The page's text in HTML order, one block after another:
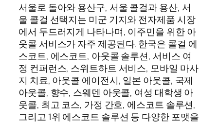
서울로 돌아와 용산구, 서울 콜걸과 용산, 서
울 콜걸 선택지는 미군 기지와 전자제품 시장
에서 두드러지게 나타나며, 이주민을 위한 아
웃콜 서비스가 자주 제공된다. 한국은 콜걸 에
스코트, 에스코트, 아웃콜 솔루션, 서비스 여
정 컨퍼런스, 스위트하트 서비스, 모바일 마사
지 치료, 아웃콜 에이전시, 일본 아웃콜, 국제
아웃콜, 향수, 스웨덴 아웃콜, 여성 대학생 아
웃콜, 최고 코스, 가정 간호, 에스코트 솔루션,
그리고 1위 에스코트 솔루션 등 다양한 포맷을